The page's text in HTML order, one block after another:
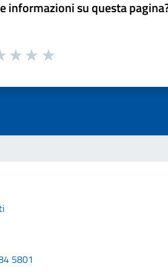
informazioni su questa
5801